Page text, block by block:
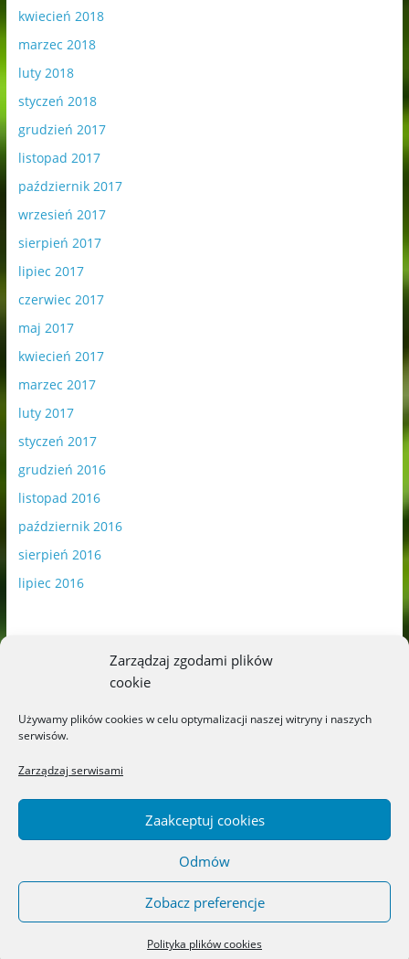
Zarządzaj zgodami plików
cookie
Używamy plików cookies w celu optymalizacji naszej witryny i naszych
serwisów.
Zarządzaj serwisami
Zaakceptuj cookies
Odmów
Zobacz preferencje
Polityka plików cookies
kwiecień 2018
marzec 2018
luty 2018
styczeń 2018
grudzień 2017
listopad 2017
październik 2017
wrzesień 2017
sierpień 2017
lipiec 2017
czerwiec 2017
maj 2017
kwiecień 2017
marzec 2017
luty 2017
styczeń 2017
grudzień 2016
listopad 2016
październik 2016
sierpień 2016
lipiec 2016
Blog o książkach dla dzieci i młodzieży –
recenzje i rekomendacje. All rights reserved.
Theme: ColorMag byThemeGrill. Powered by